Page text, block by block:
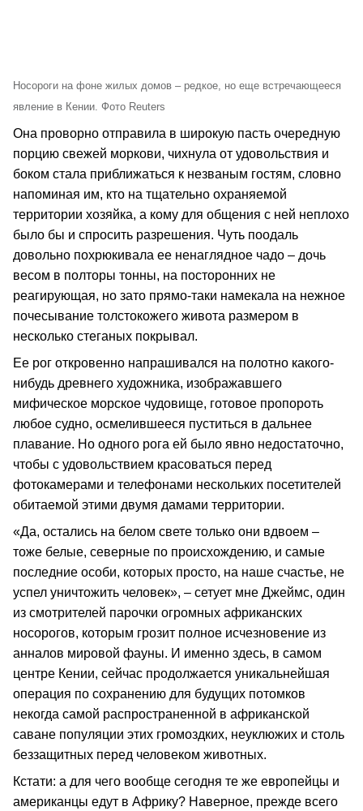
Носороги на фоне жилых домов – редкое, но еще встречающееся
явление в Кении. Фото Reuters
Она проворно отправила в широкую пасть очередную
порцию свежей моркови, чихнула от удовольствия и
боком стала приближаться к незваным гостям, словно
напоминая им, кто на тщательно охраняемой
территории хозяйка, а кому для общения с ней неплохо
было бы и спросить разрешения. Чуть поодаль
довольно похрюкивала ее ненаглядное чадо – дочь
весом в полторы тонны, на посторонних не
реагирующая, но зато прямо-таки намекала на нежное
почесывание толстокожего живота размером в
несколько стеганых покрывал.
Ее рог откровенно напрашивался на полотно какого-
нибудь древнего художника, изображавшего
мифическое морское чудовище, готовое пропороть
любое судно, осмелившееся пуститься в дальнее
плавание. Но одного рога ей было явно недостаточно,
чтобы с удовольствием красоваться перед
фотокамерами и телефонами нескольких посетителей
обитаемой этими двумя дамами территории.
«Да, остались на белом свете только они вдвоем –
тоже белые, северные по происхождению, и самые
последние особи, которых просто, на наше счастье, не
успел уничтожить человек», – сетует мне Джеймс, один
из смотрителей парочки огромных африканских
носорогов, которым грозит полное исчезновение из
анналов мировой фауны. И именно здесь, в самом
центре Кении, сейчас продолжается уникальнейшая
операция по сохранению для будущих потомков
некогда самой распространенной в африканской
саване популяции этих громоздких, неуклюжих и столь
беззащитных перед человеком животных.
Кстати: а для чего вообще сегодня те же европейцы и
американцы едут в Африку? Наверное, прежде всего